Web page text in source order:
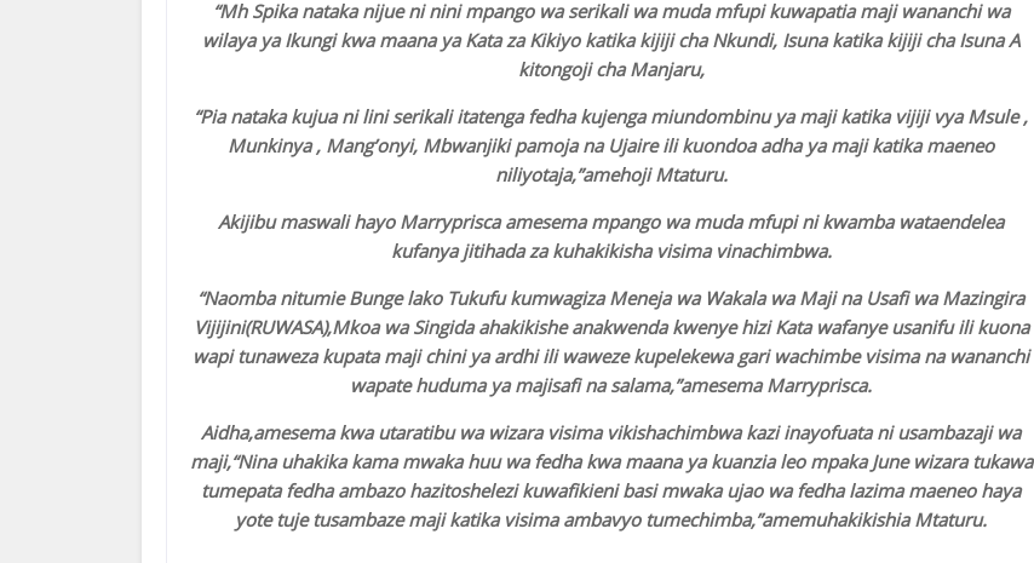
“Mh Spika nataka nijue ni nini mpango wa serikali wa muda mfupi kuwapatia maji wananchi wa
wilaya ya Ikungi kwa maana ya Kata za Kikiyo katika kijiji cha Nkundi, Isuna katika kijiji cha Isuna A
kitongoji cha Manjaru,
“Pia nataka kujua ni lini serikali itatenga fedha kujenga miundombinu ya maji katika vijiji vya Msule ,
Munkinya , Mang’onyi, Mbwanjiki pamoja na Ujaire ili kuondoa adha ya maji katika maeneo
niliyotaja,”amehoji Mtaturu.
Akijibu maswali hayo Marryprisca amesema mpango wa muda mfupi ni kwamba wataendelea
kufanya jitihada za kuhakikisha visima vinachimbwa.
“Naomba nitumie Bunge lako Tukufu kumwagiza Meneja wa Wakala wa Maji na Usafi wa Mazingira
Vijijini(RUWASA),Mkoa wa Singida ahakikishe anakwenda kwenye hizi Kata wafanye usanifu ili kuona
wapi tunaweza kupata maji chini ya ardhi ili waweze kupelekewa gari wachimbe visima na wananchi
wapate huduma ya majisafi na salama,”amesema Marryprisca.
Aidha,amesema kwa utaratibu wa wizara visima vikishachimbwa kazi inayofuata ni usambazaji wa
maji,“Nina uhakika kama mwaka huu wa fedha kwa maana ya kuanzia leo mpaka June wizara tukawa
tumepata fedha ambazo hazitoshelezi kuwafikieni basi mwaka ujao wa fedha lazima maeneo haya
yote tuje tusambaze maji katika visima ambavyo tumechimba,”amemuhakikishia Mtaturu.